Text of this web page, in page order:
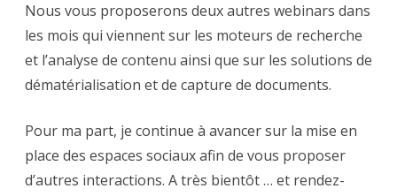
Nous vous proposerons deux autres webinars dans
les mois qui viennent sur les moteurs de recherche
et l’analyse de contenu ainsi que sur les solutions de
dématérialisation et de capture de documents.
Pour ma part, je continue à avancer sur la mise en
place des espaces sociaux afin de vous proposer
d’autres interactions. A très bientôt … et rendez-